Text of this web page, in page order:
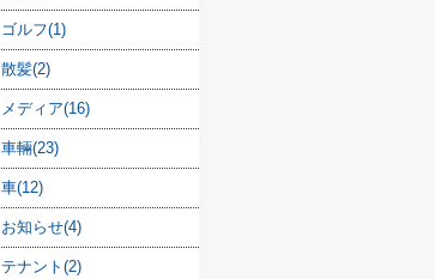
ゴルフ(1)
散髪(2)
メディア(16)
車輛(23)
車(12)
お知らせ(4)
テナント(2)